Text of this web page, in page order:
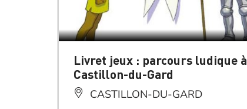
Livret jeux : parcours ludique à
Castillon-du-Gard
CASTILLON-DU-GARD